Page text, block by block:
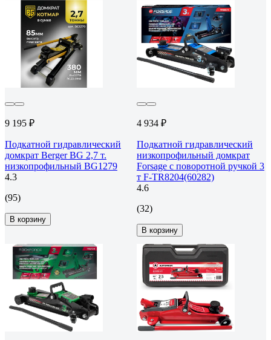
9 195 ₽
Подкатной гидравлический
домкрат Berger BG 2,7 т.
низкопрофильный BG1279
4.3
(95)
В корзину
4 934 ₽
Подкатной гидравлический
низкопрофильный домкрат
Forsage с поворотной ручкой 3
т F-TR8204(60282)
4.6
(32)
В корзину